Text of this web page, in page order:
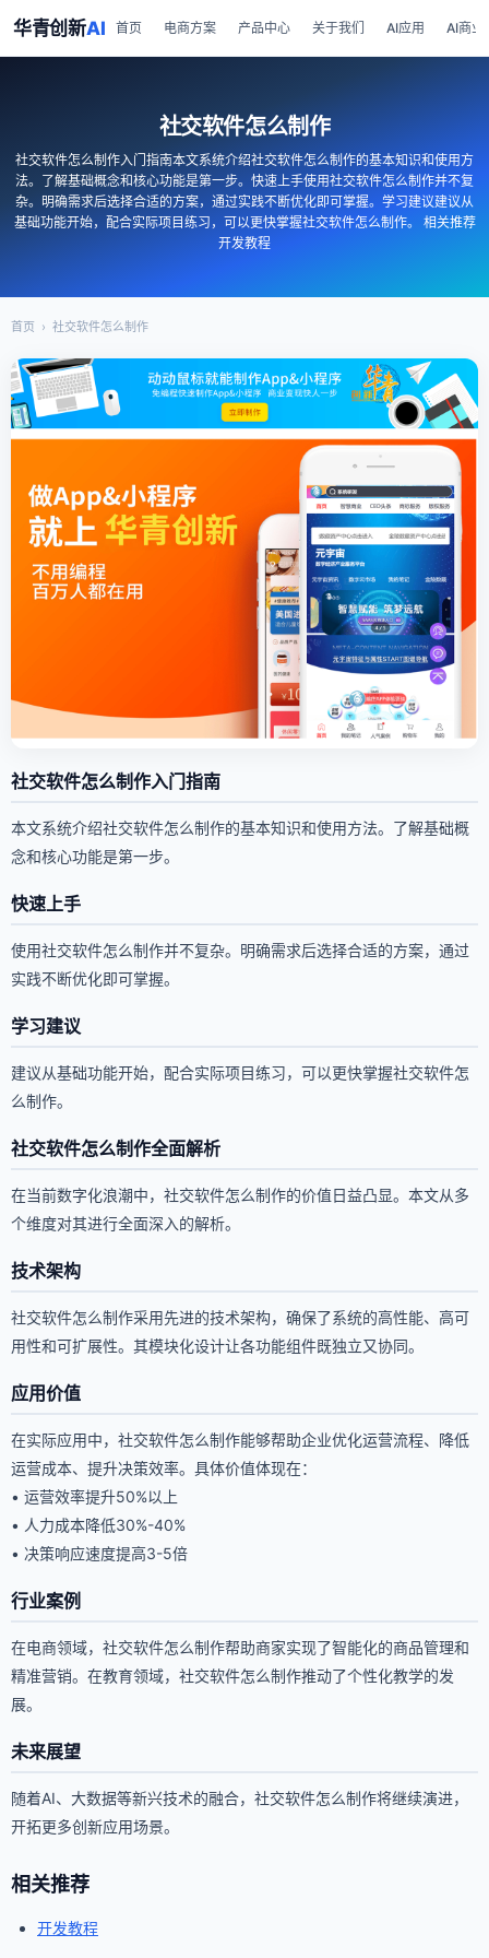
华青创新AI 首页 电商方案 产品中心 关于我们 AI应用 AI商业
社交软件怎么制作
社交软件怎么制作入门指南本文系统介绍社交软件怎么制作的基本知识和使用方
法。了解基础概念和核心功能是第一步。快速上手使用社交软件怎么制作并不复
杂。明确需求后选择合适的方案，通过实践不断优化即可掌握。学习建议建议从
基础功能开始，配合实际项目练习，可以更快掌握社交软件怎么制作。 相关推荐
开发教程
首页 › 社交软件怎么制作
社交软件怎么制作入门指南
本文系统介绍社交软件怎么制作的基本知识和使用方法。了解基础概
念和核心功能是第一步。
快速上手
使用社交软件怎么制作并不复杂。明确需求后选择合适的方案，通过
实践不断优化即可掌握。
学习建议
建议从基础功能开始，配合实际项目练习，可以更快掌握社交软件怎
么制作。
社交软件怎么制作全面解析
在当前数字化浪潮中，社交软件怎么制作的价值日益凸显。本文从多
个维度对其进行全面深入的解析。
技术架构
社交软件怎么制作采用先进的技术架构，确保了系统的高性能、高可
用性和可扩展性。其模块化设计让各功能组件既独立又协同。
应用价值
在实际应用中，社交软件怎么制作能够帮助企业优化运营流程、降低
运营成本、提升决策效率。具体价值体现在：
• 运营效率提升50%以上
• 人力成本降低30%-40%
• 决策响应速度提高3-5倍
行业案例
在电商领域，社交软件怎么制作帮助商家实现了智能化的商品管理和
精准营销。在教育领域，社交软件怎么制作推动了个性化教学的发
展。
未来展望
随着AI、大数据等新兴技术的融合，社交软件怎么制作将继续演进，
开拓更多创新应用场景。
相关推荐
开发教程